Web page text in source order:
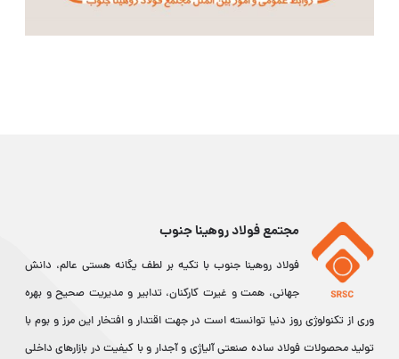
مجتمع فولاد روهینا جنوب
فولاد روهینا جنوب با تکیه بر لطف یگانه هستی عالم، دانش
جهانی، همت و غیرت کارکنان، تدابیر و مدیریت صحیح و بهره
وری از تکنولوژی روز دنیا توانسته است در جهت اقتدار و افتخار این مرز و بوم با
تولید محصولات فولاد ساده صنعتی آلیاژی و آجدار و با کیفیت در بازارهای داخلی